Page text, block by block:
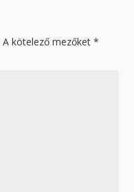
A kötelező mezőket*